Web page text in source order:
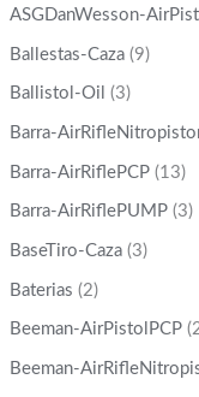
ASGDanWesson-
Ballestas-Caza (9)
Ballistol-Oil (3)
Barra-
Barra-AirRiflePCP (13)
Barra-AirRiflePUMP (3)
BaseTiro-Caza (3)
Baterias (2)
Beeman-AirPistolPCP
Beeman-